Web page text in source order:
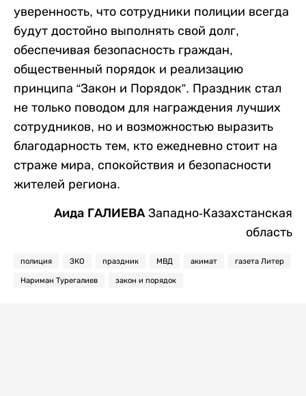
уверенность, что сотрудники полиции всегда
будут достойно выполнять свой долг,
обеспечивая безопасность граждан,
общественный порядок и реализацию
принципа “Закон и Порядок”. Праздник стал
не только поводом для награждения лучших
сотрудников, но и возможностью выразить
благодарность тем, кто ежедневно стоит на
страже мира, спокойствия и безопасности
жителей региона.
Аида ГАЛИЕВА Западно-Казахстанская
область
полиция ЗКО праздник МВД акимат газета Литер
Нариман Турегалиев закон и порядок